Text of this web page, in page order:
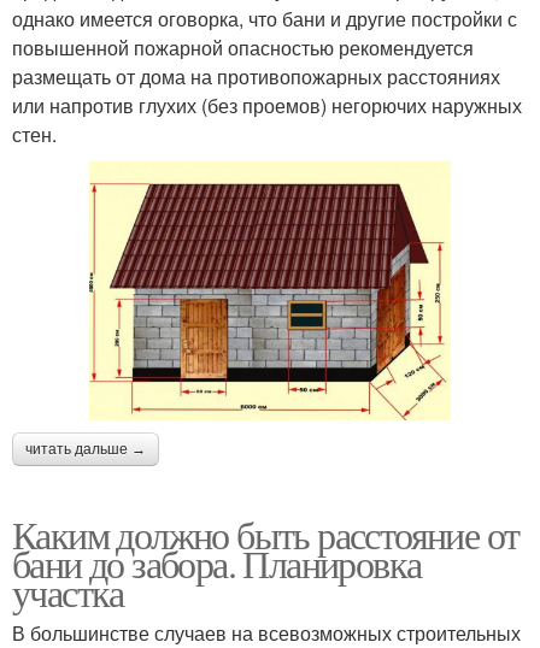
однако имеется оговорка, что бани и другие постройки с
повышенной пожарной опасностью рекомендуется
размещать от дома на противопожарных расстояниях
или напротив глухих (без проемов) негорючих наружных
стен.
читать дальше →
Каким должно быть расстояние от
бани до забора. Планировка
участка
В большинстве случаев на всевозможных строительных